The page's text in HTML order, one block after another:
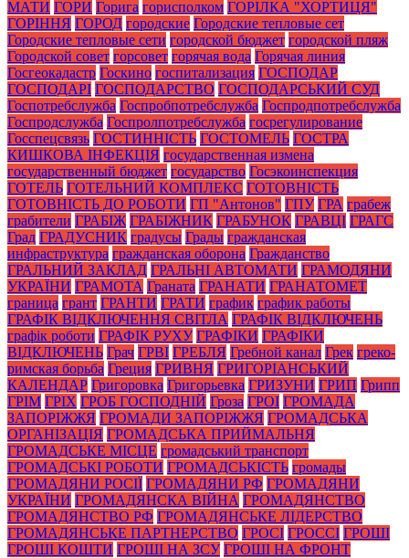
МАТИ ГОРИ Горига горисполком ГОРІЛКА "ХОРТИЦЯ"
ГОРІННЯ ГОРОД городские Городские тепловые сет
Городские тепловые сети городской бюджет городской пляж
Городской совет горсовет горячая вода Горячая линия
Госгеокадастр Госкино госпитализация ГОСПОДАР
ГОСПОДАРІ ГОСПОДАРСТВО ГОСПОДАРСЬКИЙ СУД
Госпотребслужба Госпробпотребслужба Госпродпотребслужба
Госпродслужба Госпролпотребслужба госрегулирование
Госспецсвязь ГОСТИННІСТЬ ГОСТОМЕЛЬ ГОСТРА
КИШКОВА ІНФЕКЦІЯ государственная измена
государственный бюджет государство Госэкоинспекция
ГОТЕЛЬ ГОТЕЛЬНИЙ КОМПЛЕКС ГОТОВНІСТЬ
ГОТОВНІСТЬ ДО РОБОТИ ГП "Антонов" ГПУ ГРА грабеж
грабители ГРАБІЖ ГРАБІЖНИК ГРАБУНОК ГРАВЦІ ГРАГС
Град ГРАДУСНИК градусы Грады гражданская
инфраструктура гражданская оборона Гражданство
ГРАЛЬНИЙ ЗАКЛАД ГРАЛЬНІ АВТОМАТИ ГРАМОДЯНИ
УКРАЇНИ ГРАМОТА Граната ГРАНАТИ ГРАНАТОМЕТ
граница грант ГРАНТИ ГРАТИ график график работы
ГРАФІК ВІДКЛЮЧЕННЯ СВІТЛА ГРАФІК ВІДКЛЮЧЕНЬ
графік роботи ГРАФІК РУХУ ГРАФІКИ ГРАФІКИ
ВІДКЛЮЧЕНЬ Грач ГРВІ ГРЕБЛЯ Гребной канал Грек греко-
римская борьба Греция ГРИВНЯ ГРИГОРІАНСЬКИЙ
КАЛЕНДАР Григоровка Григорьевка ГРИЗУНИ ГРИП Грипп
ГРІМ ГРІХ ГРОБ ГОСПОДНІЙ Гроза ГРОІ ГРОМАДА
ЗАПОРІЖЖЯ ГРОМАДИ ЗАПОРІЖЖЯ ГРОМАДСЬКА
ОРГАНІЗАЦІЯ ГРОМАДСЬКА ПРИЙМАЛЬНЯ
ГРОМАДСЬКЕ МІСЦЕ громадський транспорт
ГРОМАДСЬКІ РОБОТИ ГРОМАДСЬКІСТЬ громады
ГРОМАДЯНИ РОСІЇ ГРОМАДЯНИ РФ ГРОМАДЯНИ
УКРАЇНИ ГРОМАДЯНСКА ВІЙНА ГРОМАДЯНСТВО
ГРОМАДЯНСТВО РФ ГРОМАДЯНСЬКЕ ЛІДЕРСТВО
ГРОМАДЯНСЬКЕ ПАРТНЕРСТВО ГРОСІ ГРОССІ ГРОШІ
ГРОШІ КОШТИ ГРОШІ НА ЗСУ ГРОШІ НА ФРОНТ